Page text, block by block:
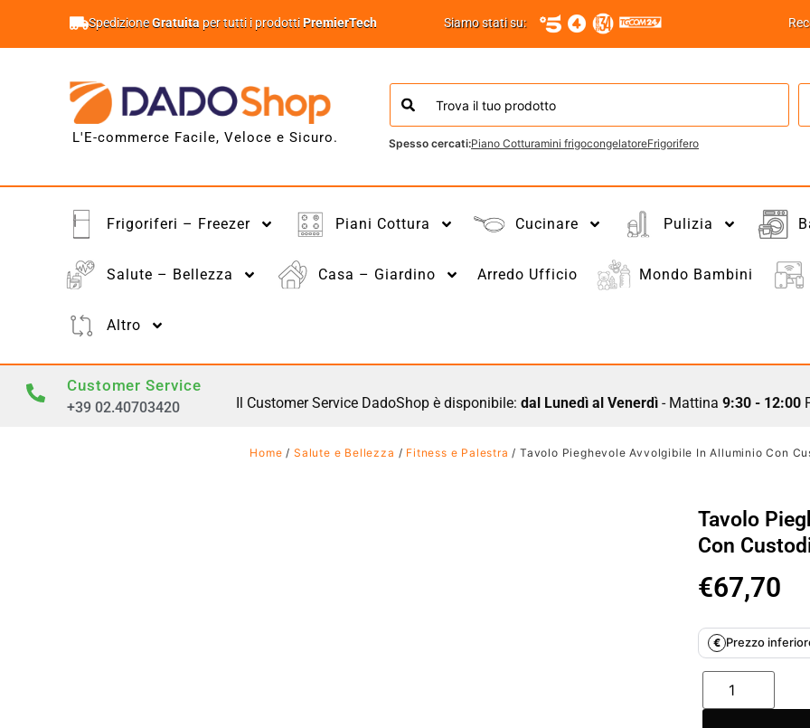
SpedizioneGratuita per tutti i prodottiPremierTech Siamo stati su:
L'E-commerce Facile, Veloce e Sicuro. Spesso cercati:Piano Cotturamini frigocongelatoreFrigorifero
Frigoriferi – Freezer Piani Cottura Cucinare Pulizia
Salute – Bellezza Casa – Giardino Arredo Ufficio Mondo Bambini
Altro
Customer Service
+39 02.40703420 Il Customer Service DadoShop è disponibile: dal Lunedì al Venerdì- Mattina 9:30 - 12:00
Home /Salute e Bellezza / Fitness e Palestra / Tavolo Pieghevole Avvolgibile In Alluminio Con
Tavolo
Con
€67,70
€ Prezzo